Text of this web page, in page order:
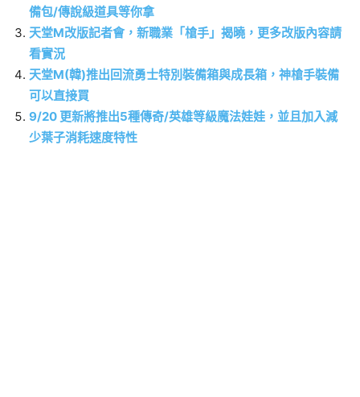
備包/傳說級道具等你拿
天堂M改版記者會，新職業「槍手」揭曉，更多改版內容請
看實況
天堂M(韓)推出回流勇士特別裝備箱與成長箱，神槍手裝備
可以直接買
9/20 更新將推出5種傳奇/英雄等級魔法娃娃，並且加入減
少葉子消耗速度特性